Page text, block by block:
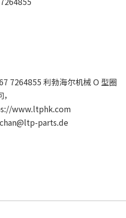
7264855 利勃海尔机械 O 型圈
www.ltphk.com
parts.de